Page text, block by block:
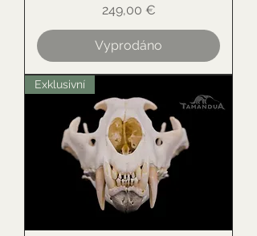
Cena
249,00 €
Vyprodáno
Exklusivní